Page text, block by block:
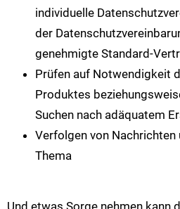
individuelle
der
genehmigte Standard-
Prüfen auf Notwendigkeit
Produktes
Suchen nach adäquatem
Verfolgen von Nachrichten
Thema